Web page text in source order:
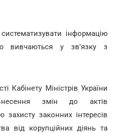
інформацію
вивчаються у зв'язку з
Кабінету Міністрів України
змін до актів
законних інтересів
від корупційних діянь та